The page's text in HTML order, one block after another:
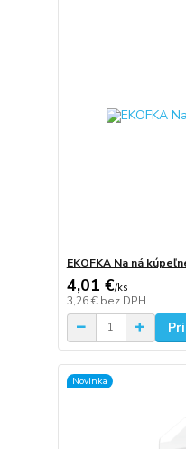
EKOFKA Na ná
4,01 €/ks
3,26 € bez DPH
Novinka